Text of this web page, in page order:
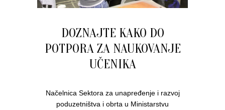
DOZNAJTE KAKO DO
POTPORA ZA NAUKOVANJE
UČENIKA
Načelnica Sektora za unapređenje i razvoj
poduzetništva i obrta u Ministarstvu